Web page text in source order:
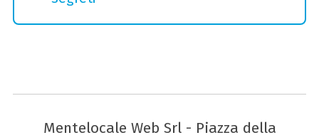
Mentelocale Web Srl - Piazza della